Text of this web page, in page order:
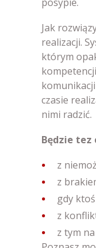
Jak
realizacji.
którym
czasie
nimi radzić.
Będzie tez
z
z
gdy
z
z tym